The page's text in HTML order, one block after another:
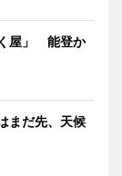
屋」 能登か
まだ先、天候